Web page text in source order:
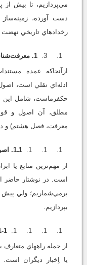
مي‌پردازيم، تا بيش
دست آورده،
رخداد‌هاي تاريخي نهضت
1. معرفت‌شناسي مستندات نهضت عاشورا
ازآنجا‌كه عمده
ادله‌اي نقلي است،
حكفرماست، شامل
مطلق، آن اصول و
معرفت، فصل هشتم) و در
1ـ1. اصول معرفت‌شناختي در قلمرو دليل نقلي
از مهم‌‏ترين منابع يا
است. در نوشتار حاضر
برمي‌شماريم؛ ولي پيش
بپردازيم.
1-1-1.
از جمله راه‏هاي
يا اِخبار ديگران است.